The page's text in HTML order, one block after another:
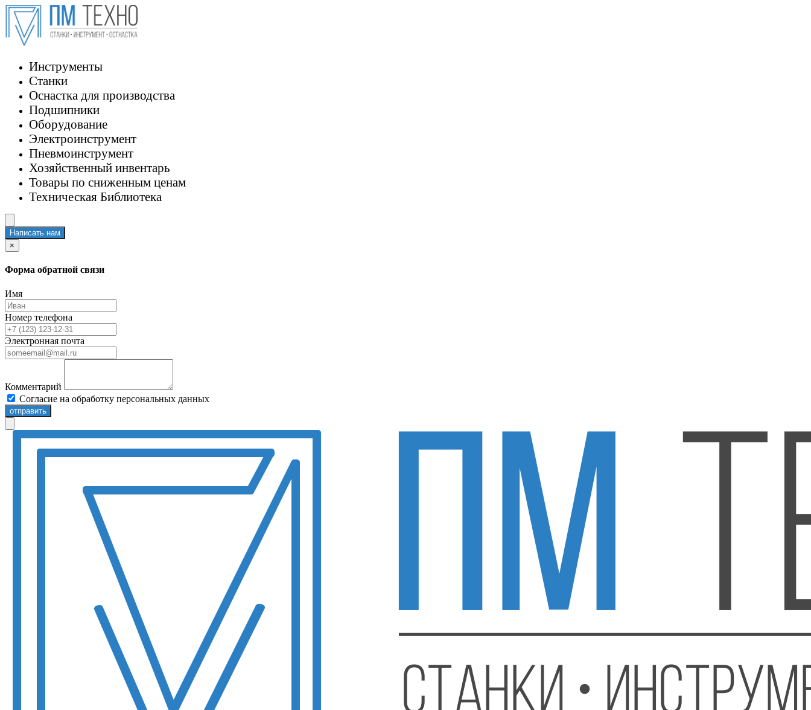
Инструменты
Станки
Оснастка для производства
Подшипники
Оборудование
Электроинструмент
Пневмоинструмент
Хозяйственный инвентарь
Товары по сниженным ценам
Техническая Библиотека
Написать нам
×
Форма обратной связи
Имя
Номер телефона
Электронная почта
Комментарий
Согласие на обработку персональных данных
отправить